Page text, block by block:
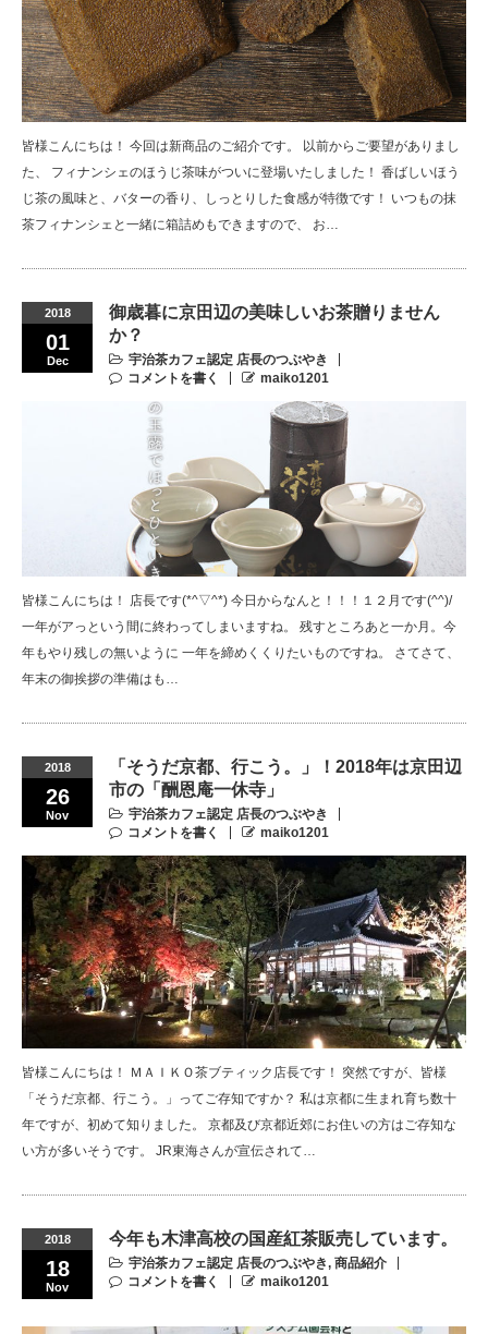
皆様こんにちは！ 今回は新商品のご紹介です。 以前からご要望がありまし
た、 フィナンシェのほうじ茶味がついに登場いたしました！ 香ばしいほう
じ茶の風味と、バターの香り、しっとりした食感が特徴です！ いつもの抹
茶フィナンシェと一緒に箱詰めもできますので、 お…
2018
01
Dec
御歳暮に京田辺の美味しいお茶贈りません
か？
宇治茶カフェ認定 店長のつぶやき
コメントを書く
maiko1201
皆様こんにちは！ 店長です(*^▽^*) 今日からなんと！！！１２月です(^^)/
一年がアっという間に終わってしまいますね。 残すところあと一か月。今
年もやり残しの無いように 一年を締めくくりたいものですね。 さてさて、
年末の御挨拶の準備はも…
2018
26
Nov
「そうだ京都、行こう。」！2018年は京田辺
市の「酬恩庵一休寺」
宇治茶カフェ認定 店長のつぶやき
コメントを書く
maiko1201
皆様こんにちは！ ＭＡＩＫＯ茶ブティック店長です！ 突然ですが、皆様
「そうだ京都、行こう。」ってご存知ですか？ 私は京都に生まれ育ち数十
年ですが、初めて知りました。 京都及び京都近郊にお住いの方はご存知な
い方が多いそうです。 JR東海さんが宣伝されて…
2018
18
Nov
今年も木津高校の国産紅茶販売しています。
宇治茶カフェ認定 店長のつぶやき, 商品紹介
コメントを書く
maiko1201